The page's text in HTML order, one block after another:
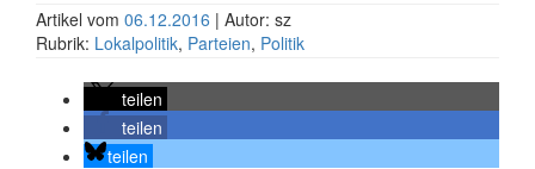
Artikel vom 06.12.2016 | Autor: sz
Rubrik: Lokalpolitik, Parteien, Politik
teilen
teilen
teilen